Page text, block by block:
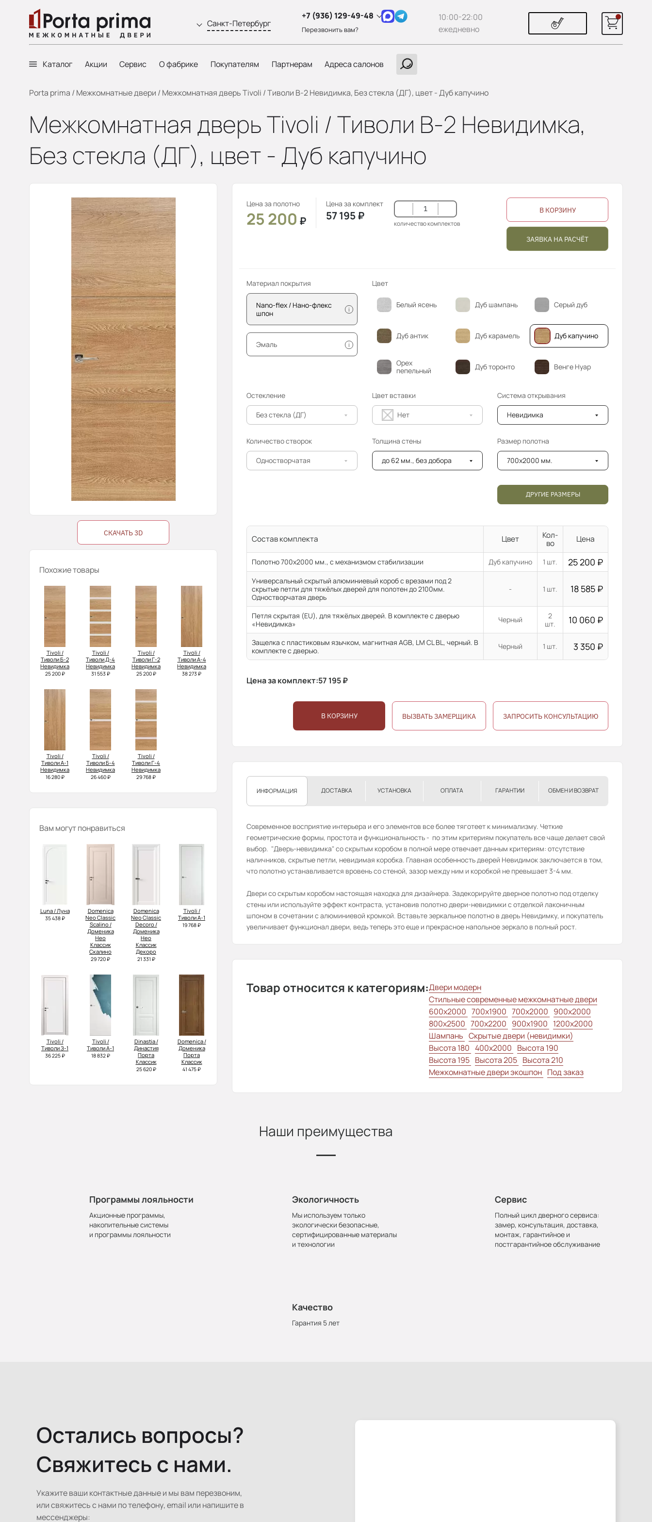
Санкт-Петербург
+7 (936) 129-49-48
Перезвонить вам?
10:00-22:00
ежедневно
Каталог Акции Сервис О фабрике Покупателям Партнерам Адреса салонов
Porta prima / Межкомнатные двери / Межкомнатная дверь Tivoli / Тиволи В-2 Невидимка, Без стекла (ДГ), цвет - Дуб капучино
Межкомнатная дверь Tivoli / Тиволи В-2 Невидимка,
Без стекла (ДГ), цвет - Дуб капучино
СКАЧАТЬ 3D
Похожие товары
Tivoli /
Тиволи Б-2
Невидимка
25 200 ₽
Tivoli /
Тиволи Д-4
Невидимка
31 553 ₽
Tivoli /
Тиволи Г-2
Невидимка
25 200 ₽
Tivoli /
Тиволи А-4
Невидимка
38 273 ₽
Tivoli /
Тиволи А-1
Невидимка
16 280 ₽
Tivoli /
Тиволи Б-4
Невидимка
26 460 ₽
Tivoli /
Тиволи Г-4
Невидимка
29 768 ₽
Вам могут понравиться
Luna / Луна
35 438 ₽
Domenica
Neo Classic
Scalino /
Доменика
Нео
Классик
Скалино
29 720 ₽
Domenica
Neo Classic
Decoro /
Доменика
Нео
Классик
Декоро
21 331 ₽
Tivoli /
Тиволи А-1
19 768 ₽
Tivoli /
Тиволи З-1
36 225 ₽
Tivoli /
Тиволи А-1
18 832 ₽
Dinastia /
Династия
Порта
Классик
25 620 ₽
Domenica /
Доменика
Порта
Классик
41 475 ₽
Цена за полотно
25 200 ₽
Цена за комплект
57 195₽
количество комплектов
В КОРЗИНУ
ЗАЯВКА НА РАСЧЁТ
Материал покрытия
Nano-flex / Нано-флекс
шпон
i
Эмаль i
Цвет
Белый ясень Дуб шампань Серый дуб
Дуб антик Дуб карамель Дуб капучино
Орех
пепельный
Дуб торонто Венге Нуар
Остекление
Без стекла (ДГ)
Цвет вставки
Нет
Система открывания
Невидимка
Количество створок
Одностворчатая
Толщина стены
до 62 мм., без добора
Размер полотна
700x2000 мм.
ДРУГИЕ РАЗМЕРЫ
Состав комплекта Цвет
Кол-
во
Цена
Полотно 700x2000 мм., с механизмом стабилизации Дуб капучино 1 шт. 25 200 ₽
Универсальный скрытый алюминиевый короб с врезами под 2
скрытые петли для тяжёлых дверей для полотен до 2100мм.
Одностворчатая дверь
- 1 шт. 18 585 ₽
Петля скрытая (EU), для тяжёлых дверей. В комплекте с дверью
«Невидимка»
Черный
2
шт.
10 060 ₽
Защелка с пластиковым язычком, магнитная AGB, LM CL BL, черный. В
комплекте с дверью.
Черный 1 шт. 3 350 ₽
Цена за комплект:57 195₽
В КОРЗИНУ ВЫЗВАТЬ ЗАМЕРЩИКА ЗАПРОСИТЬ КОНСУЛЬТАЦИЮ
ИНФОРМАЦИЯ ДОСТАВКА УСТАНОВКА ОПЛАТА ГАРАНТИИ ОБМЕН И ВОЗВРАТ
Современное восприятие интерьера и его элементов все более тяготеет к минимализму. Четкие
геометрические формы, простота и функциональность - по этим критериям покупатель все чаще делает свой
выбор. "Дверь-невидимка" со скрытым коробом в полной мере отвечает данным критериям: отсутствие
наличников, скрытые петли, невидимая коробка. Главная особенность дверей Невидимок заключается в том,
что полотно устанавливается вровень со стеной, зазор между ним и коробкой не превышает 3-4 мм.
Двери со скрытым коробом настоящая находка для дизайнера. Задекорируйте дверное полотно под отделку
стены или используйте эффект контраста, установив полотно двери-невидимки с отделкой лаконичным
шпоном в сочетании с алюминиевой кромкой. Вставьте зеркальное полотно в дверь Невидимку, и покупатель
увеличивает функционал двери, ведь теперь это еще и прекрасное напольное зеркало в полный рост.
Товар относится к категориям:Двери модерн
Стильные современные межкомнатные двери
600x2000 700x1900 700x2000 900x2000
800х2500 700x2200 900x1900 1200x2000
Шампань Скрытые двери (невидимки)
Высота 180 400x2000 Высота 190
Высота 195 Высота 205 Высота 210
Межкомнатные двери экошпон Под заказ
Наши преимущества
Программы лояльности
Акционные программы,
накопительные системы
и программы лояльности
Экологичность
Мы используем только
экологически безопасные,
сертифицированные материалы
и технологии
Сервис
Полный цикл дверного сервиса:
замер, консультация, доставка,
монтаж, гарантийное и
постгарантийное обслуживание
Качество
Гарантия 5 лет
Остались вопросы?
Свяжитесь с нами.
Укажите ваши контактные данные и мы вам перезвоним,
или свяжитесь с нами по телефону, email или напишите в
мессенджеры: